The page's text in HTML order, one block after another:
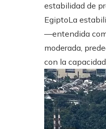
estabilidad de
EgiptoLa
—entendida
moderada,
con la